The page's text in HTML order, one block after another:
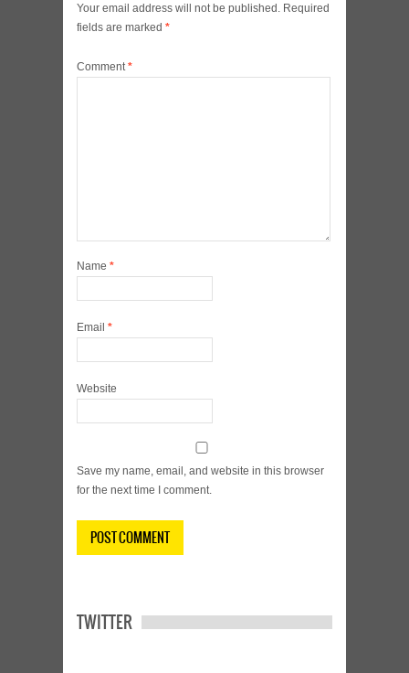
Your email address will not be published. Required
fields are marked *
Comment*
Name *
Email *
Website
Save my name, email, and website in this browser
for the next time I comment.
TWITTER